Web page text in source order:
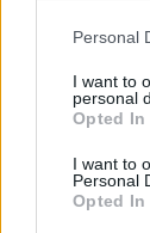
Personal
I want to
personal
Opted In
I want to
Personal
Opted In